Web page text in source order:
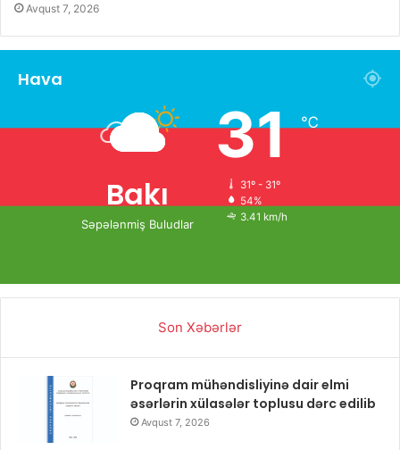
Avqust 7, 2026
Hava
Bakı
Səpələnmiş Buludlar
31℃
31º - 31º
54%
3.41 km/h
Son Xəbərlər
Proqram mühəndisliyinə dair elmi
əsərlərin xülasələr toplusu dərc edilib
Avqust 7, 2026